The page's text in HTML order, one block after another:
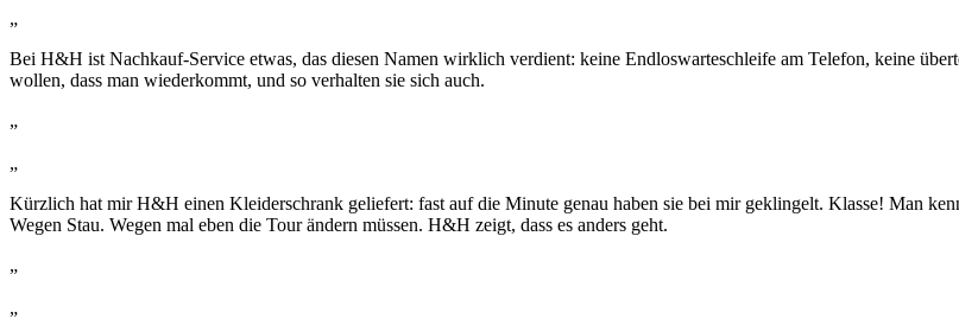
„
Bei H&H ist Nachkauf-Service etwas, das diesen Namen wirklich verdient: keine Endloswarteschleife am Telefon, keine
wollen, dass man wiederkommt, und so verhalten sie sich auch.
„
„
Kürzlich hat mir H&H einen Kleiderschrank geliefert: fast auf die Minute genau haben sie bei mir geklingelt. Klasse! Man
Wegen Stau. Wegen mal eben die Tour ändern müssen. H&H zeigt, dass es anders geht.
„
„